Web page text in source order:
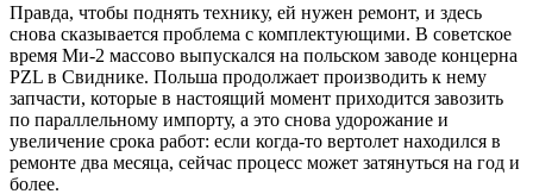
Правда, чтобы поднять технику, ей нужен ремонт, и здесь
снова сказывается проблема с комплектующими. В советское
время Ми-2 массово выпускался на польском заводе концерна
PZL в Свиднике. Польша продолжает производить к нему
запчасти, которые в настоящий момент приходится завозить
по параллельному импорту, а это снова удорожание и
увеличение срока работ: если когда-то вертолет находился в
ремонте два месяца, сейчас процесс может затянуться на год и
более.